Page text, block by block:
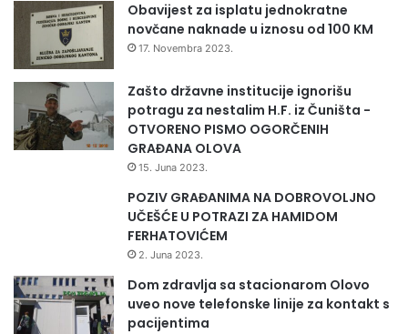
Obavijest za isplatu jednokratne
novčane naknade u iznosu od 100 KM
17. Novembra 2023.
Zašto državne institucije ignorišu
potragu za nestalim H.F. iz Čuništa -
OTVORENO PISMO OGORČENIH
GRAĐANA OLOVA
15. Juna 2023.
POZIV GRAĐANIMA NA DOBROVOLJNO
UČEŠĆE U POTRAZI ZA HAMIDOM
FERHATOVIĆEM
2. Juna 2023.
Dom zdravlja sa stacionarom Olovo
uveo nove telefonske linije za kontakt s
pacijentima